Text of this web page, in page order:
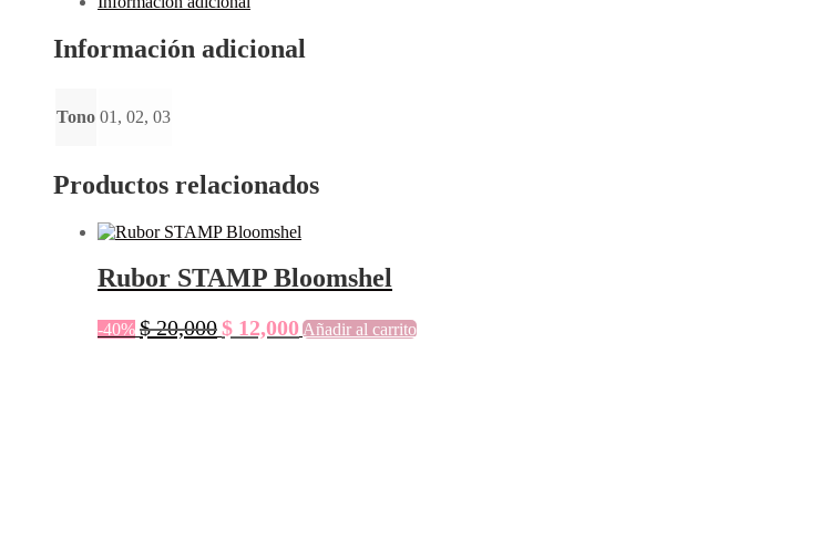
Información adicional
Tono 01, 02, 03
Productos relacionados
Rubor STAMP Bloomshel
-40% $20,000$ 12,000Añadir al carrito